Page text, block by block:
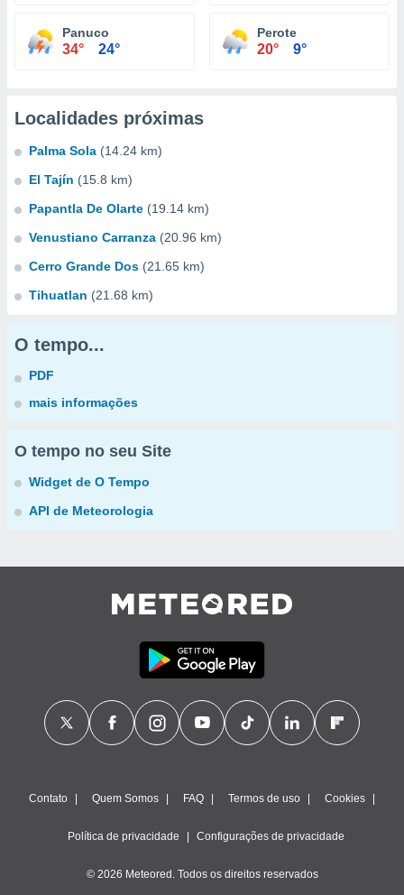
Panuco
34° 24°
Perote
20° 9°
Localidades próximas
Palma Sola (14.24 km)
El Tajín (15.8 km)
Papantla De Olarte (19.14 km)
Venustiano Carranza (20.96 km)
Cerro Grande Dos (21.65 km)
Tihuatlan (21.68 km)
O tempo...
PDF
mais informações
O tempo no seu Site
Widget de O Tempo
API de Meteorologia
Contato Quem Somos FAQ Termos de uso Cookies
Política de privacidade Configurações de privacidade
© 2026 Meteored. Todos os direitos reservados